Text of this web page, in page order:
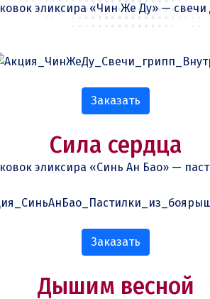
эликсира «Чин Же Ду» —
Заказать
Сила сердца
эликсира «Синь Ан Бао» —
Заказать
Дышим весной